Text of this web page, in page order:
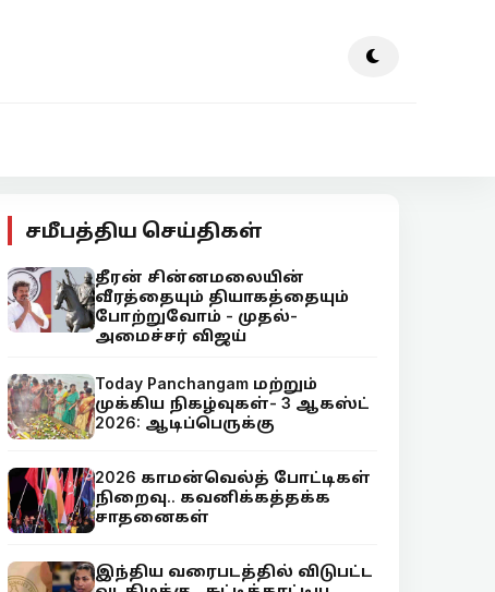
சமீபத்திய செய்திகள்
தீரன் சின்னமலையின்
வீரத்தையும் தியாகத்தையும்
போற்றுவோம் - முதல்-
அமைச்சர் விஜய்
Today Panchangam மற்றும்
முக்கிய நிகழ்வுகள்- 3 ஆகஸ்ட்
2026: ஆடிப்பெருக்கு
2026 காமன்வெல்த் போட்டிகள்
நிறைவு.. கவனிக்கத்தக்க
சாதனைகள்
இந்திய வரைபடத்தில் விடுபட்ட